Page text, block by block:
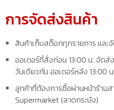
การจัดส่งสินค้า
สินค้าเก็บสต็อกทุกรายการ แล
ออเดอร์ที่สั่งก่อน 13:00 น. จัดส่
วันเดียวกัน ออเดอร์หลัง 13:00
ลูกค้าที่ต้องการซื้อผ่านหน้าร้านส
Supermarket (ลาดกระบัง)